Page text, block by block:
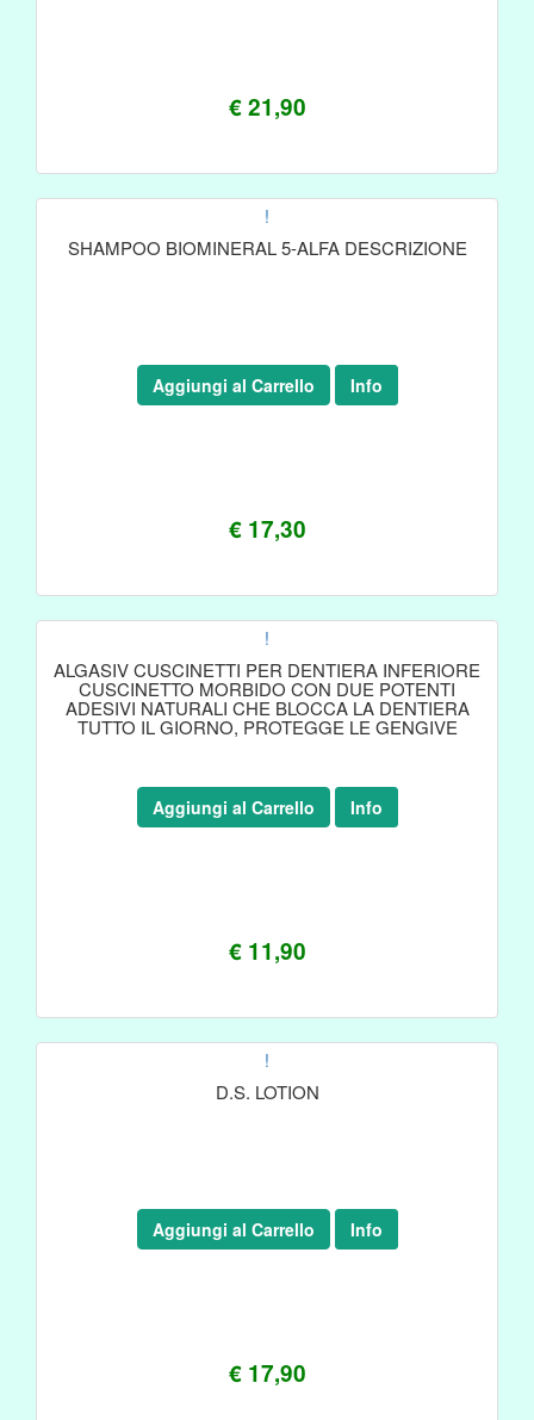
€ 21,90
!
SHAMPOO BIOMINERAL 5-ALFA DESCRIZIONE
€ 17,30
Aggiungi al Carrello Info
!
ALGASIV CUSCINETTI PER DENTIERA INFERIORE
CUSCINETTO MORBIDO CON DUE POTENTI
ADESIVI NATURALI CHE BLOCCA LA DENTIERA
TUTTO IL GIORNO, PROTEGGE LE GENGIVE
€ 11,90
Aggiungi al Carrello Info
!
D.S. LOTION
€ 17,90
Aggiungi al Carrello Info